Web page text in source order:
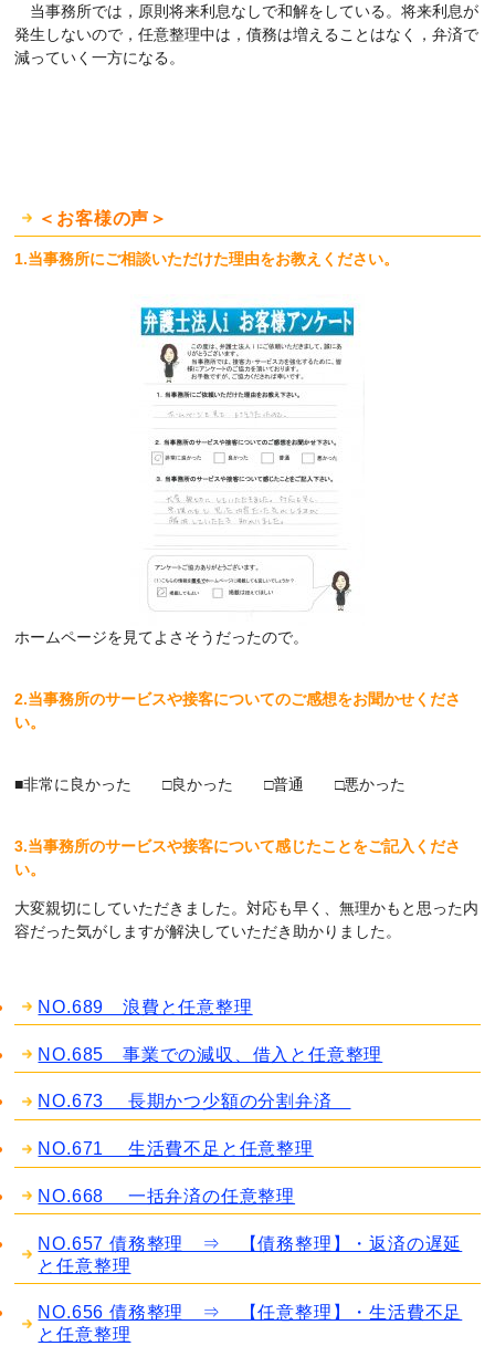
当事務所では，原則将来利息なしで和解をしている。将来利息が
発生しないので，任意整理中は，債務は増えることはなく，弁済で
減っていく一方になる。
＜お客様の声＞​
1.当事務所にご相談いただけた理由をお教えください。
ホームページを見てよさそうだったので。
2.当事務所のサービスや接客についてのご感想をお聞かせくださ
い。
■非常に良かった □良かった □普通 □悪かった
3.当事務所のサービスや接客について感じたことをご記入くださ
い。
大変親切にしていただきました。対応も早く、無理かもと思った内
容だった気がしますが解決していただき助かりました。
NO.689 浪費と任意整理
NO.685 事業での減収、借入と任意整理
NO.673 長期かつ少額の分割弁済
NO.671 生活費不足と任意整理
NO.668 一括弁済の任意整理
NO.657 債務整理 ⇒ 【債務整理】・返済の遅延
と任意整理
NO.656 債務整理 ⇒ 【任意整理】・生活費不足
と任意整理